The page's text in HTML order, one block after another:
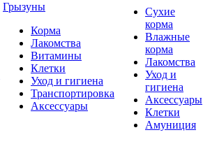
Грызуны
Корма
Лакомства
Витамины
Клетки
Уход и гигиена
Транспортировка
Аксессуары
Сухие
корма
Влажные
корма
Лакомства
Уход и
гигиена
Аксессуары
Клетки
Амуниция